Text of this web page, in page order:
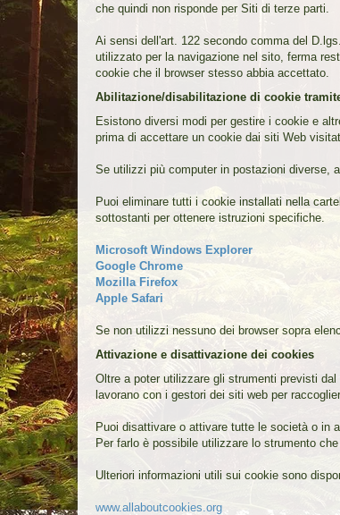
che quindi non risponde per Siti di terze parti.
Ai sensi dell'art. 122 secondo comma del
utilizzato per la navigazione nel sito, ferma
cookie che il browser stesso abbia accettato.
Abilitazione/disabilitazione di cookie
Esistono diversi modi per gestire i cookie e
prima di accettare un cookie dai siti Web
Se utilizzi più computer in postazioni diverse,
Puoi eliminare tutti i cookie installati nella
sottostanti per ottenere istruzioni specifiche.
Microsoft Windows Explorer
Google Chrome
Mozilla Firefox
Apple Safari
Se non utilizzi nessuno dei browser sopra
Attivazione e disattivazione dei cookies
Oltre a poter utilizzare gli strumenti previsti
lavorano con i gestori dei siti web per
Puoi disattivare o attivare tutte le società o in
Per farlo è possibile utilizzare lo strumento
Ulteriori informazioni utili sui cookie sono
www.allaboutcookies.org